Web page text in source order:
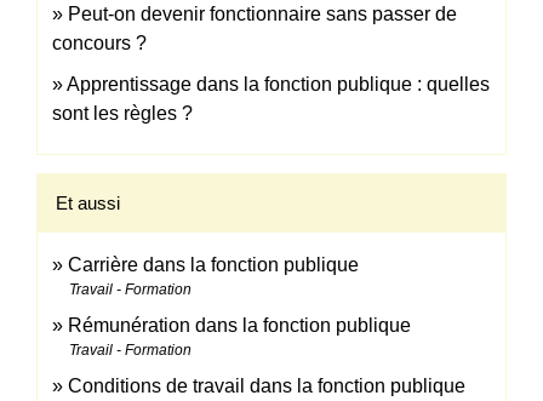
Peut-on devenir fonctionnaire sans passer de
concours ?
Apprentissage dans la fonction publique : quelles
sont les règles ?
Et aussi
Carrière dans la fonction publique
Travail - Formation
Rémunération dans la fonction publique
Travail - Formation
Conditions de travail dans la fonction publique